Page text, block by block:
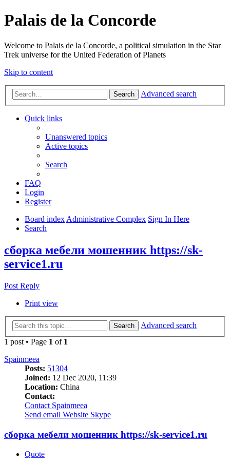
Palais de la Concorde
Welcome to Palais de la Concorde, a political simulation in the Star
Trek universe for the United Federation of Planets
Skip to content
Search Advanced search
Quick links
Unanswered topics
Active topics
Search
FAQ
Login
Register
Board indexAdministrative Complex Sign In Here
Search
сборка мебели мошенник https://sk-
service1.ru
Post Reply
Print view
Search
Advanced search
1 post • Page 1 of 1
Spainmeea
Posts: 51304
Joined: 12 Dec 2020, 11:39
Location: China
Contact:
Contact Spainmeea
Send email Website Skype
сборка мебели мошенник https://sk-service1.ru
Quote